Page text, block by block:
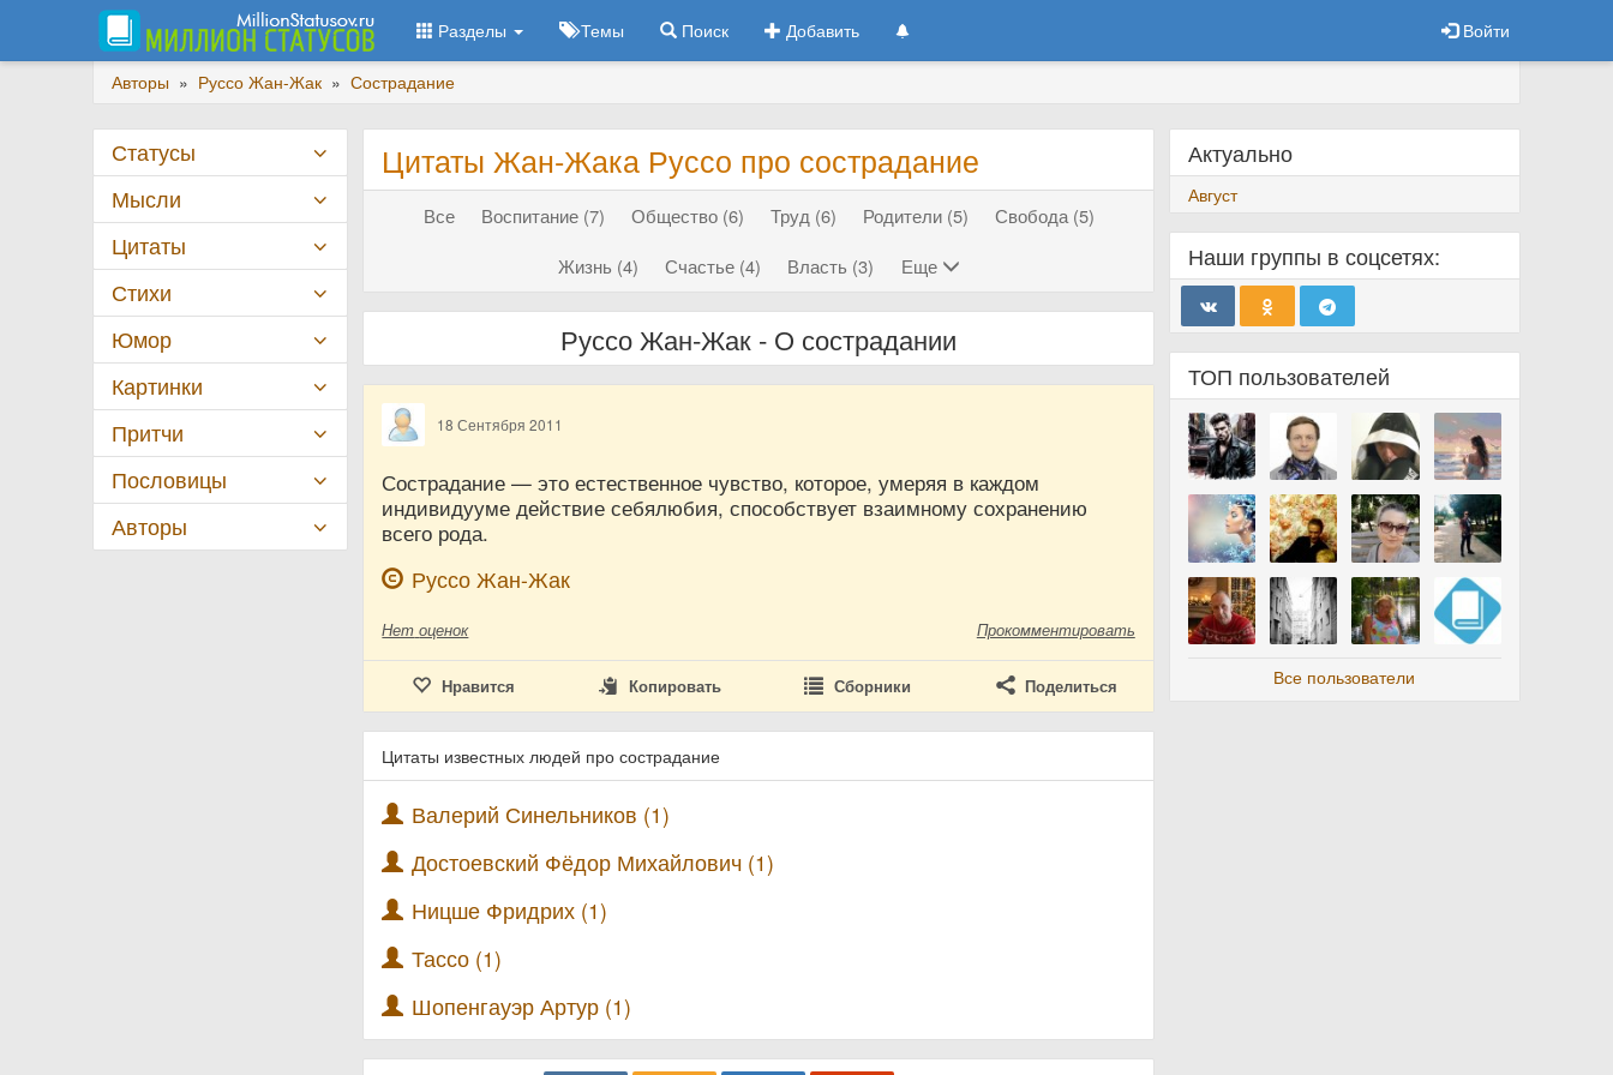
Разделы Темы Поиск Добавить Войти
Авторы » Руссо Жан-Жак » Сострадание
Цитаты Жан-Жака Руссо про сострадание
Все Воспитание (7) Общество (6) Труд (6) Родители (5)
Свобода (5)
Жизнь (4)
Счастье (4) Власть (3) Еще
Руссо Жан-Жак - О сострадании
18 Сентября 2011
Сострадание — это естественное чувство, которое, умеряя в каждом
индивидууме действие себялюбия, способствует взаимному сохранению
всего рода.
Руссо Жан-Жак
Нет оценок Прокомментировать
Нравится Копировать Сборники Поделиться
Цитаты известных людей про сострадание
Валерий Синельников (1)
Достоевский Фёдор Михайлович (1)
Ницше Фридрих (1)
Тассо (1)
Шопенгауэр Артур (1)
Актуально
Август
Наши группы в соцсетях:
ТОП пользователей
Все пользователи
Статусы
Мысли
Цитаты
Стихи
Юмор
Картинки
Притчи
Пословицы
Авторы